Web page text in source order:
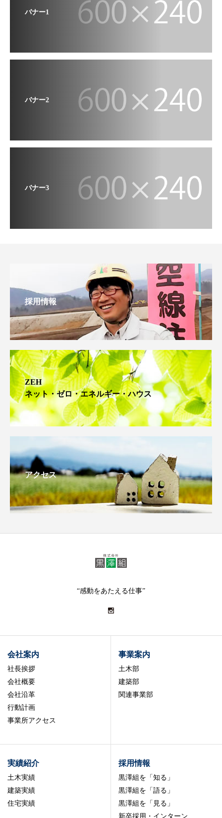
バナー1
バナー2
バナー3
採用情報
ZEH
ネット・ゼロ・エネルギー・ハウス
アクセス
“感動をあたえる仕事”
会社案内
社長挨拶
会社概要
会社沿革
行動計画
事業所アクセス
事業案内
土木部
建築部
関連事業部
実績紹介
土木実績
建築実績
住宅実績
採用情報
黒澤組を「知る」
黒澤組を「語る」
黒澤組を「見る」
新卒採用・インターン